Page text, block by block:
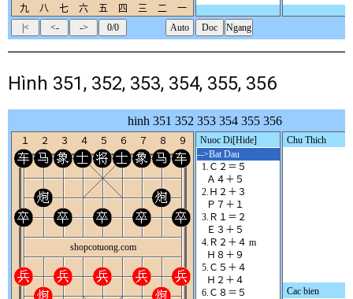
Hình 351, 352, 353, 354, 355, 356